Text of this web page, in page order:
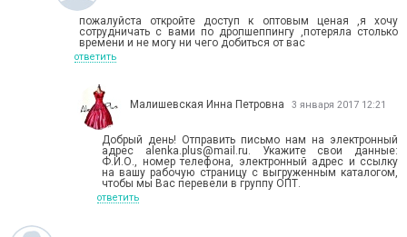
пожалуйста откройте доступ к оптовым ценая ,я хочу
сотрудничать с вами по дропшеппингу ,потеряла столько
времени и не могу ни чего добиться от вас
ответить
Малишевская Инна Петровна 3 января 2017 12:21
Добрый день! Отправить письмо нам на электронный
адрес alenka.plus@mail.ru. Укажите свои данные:
Ф.И.О., номер телефона, электронный адрес и ссылку
на вашу рабочую страницу с выгруженным каталогом,
чтобы мы Вас перевели в группу ОПТ.
ответить